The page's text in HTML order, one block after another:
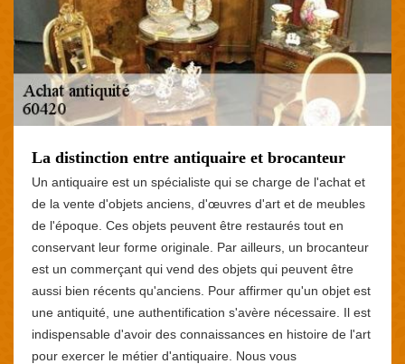
La distinction entre antiquaire et brocanteur
Un antiquaire est un spécialiste qui se charge de l'achat et
de la vente d'objets anciens, d'œuvres d'art et de meubles
de l'époque. Ces objets peuvent être restaurés tout en
conservant leur forme originale. Par ailleurs, un brocanteur
est un commerçant qui vend des objets qui peuvent être
aussi bien récents qu'anciens. Pour affirmer qu'un objet est
une antiquité, une authentification s'avère nécessaire. Il est
indispensable d'avoir des connaissances en histoire de l'art
pour exercer le métier d'antiquaire. Nous vous